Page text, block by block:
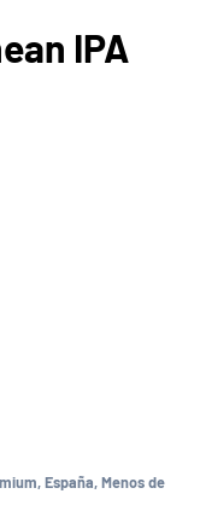
IPA
,España,Menos de